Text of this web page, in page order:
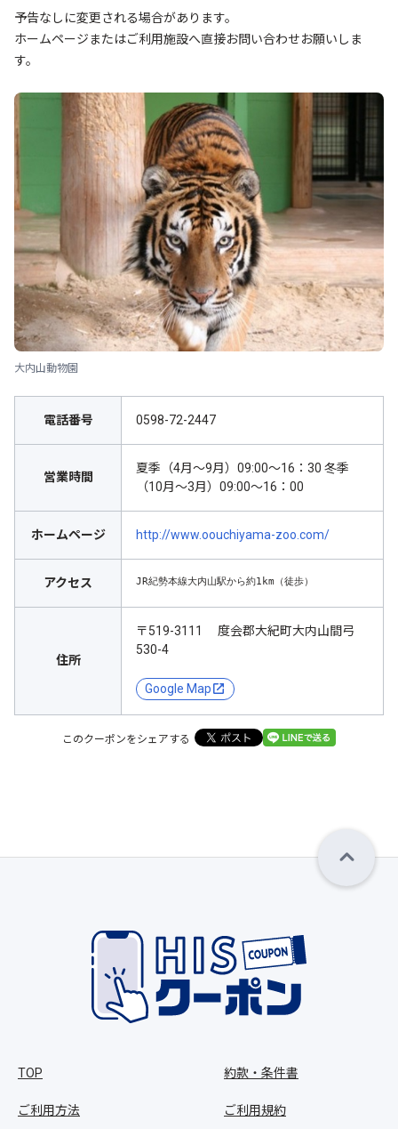
予告なしに変更される場合があります。
ホームページまたはご利用施設へ直接お問い合わせお願いしま
す。
大内山動物園
電話番号 0598-72-2447
営業時間
夏季（4月～9月）09:00～16：30 冬季
（10月～3月）09:00～16：00
ホームページ http://www.oouchiyama-zoo.com/
アクセス JR紀勢本線大内山駅から約1km（徒歩）
住所
〒519-3111 度会郡大紀町大内山間弓
530-4
Google Map
このクーポンをシェアする
TOP
ご利用方法
約款・条件書
ご利用規約